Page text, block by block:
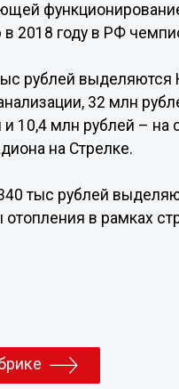
2018 году в РФ
рублей выделяются
32 млн
и 10,4 млн рублей –
на Стрелке.
тыс рублей
отопления в рамках